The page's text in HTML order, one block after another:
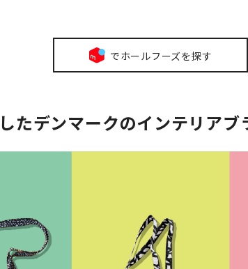
でホールフーズを探す
たデンマークのインテリアブ